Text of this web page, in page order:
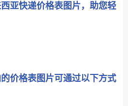
亚快递价格表图片，助您轻
价格表图片可通过以下方式